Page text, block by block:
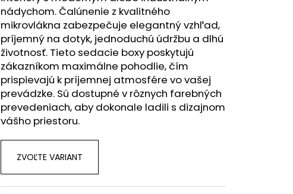
nádychom. Čalúnenie z kvalitného
mikrovlákna zabezpečuje elegantný vzhľad,
príjemný na dotyk, jednoduchú údržbu a dlhú
životnosť. Tieto sedacie boxy poskytujú
zákazníkom maximálne pohodlie, čím
prispievajú k príjemnej atmosfére vo vašej
prevádzke. Sú dostupné v rôznych farebných
prevedeniach, aby dokonale ladili s dizajnom
vášho priestoru.
ZVOĽTE VARIANT